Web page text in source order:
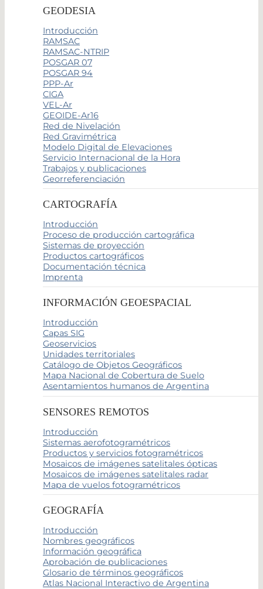
GEODESIA
Introducción
RAMSAC
RAMSAC-NTRIP
POSGAR 07
POSGAR 94
PPP-Ar
CIGA
VEL-Ar
GEOIDE-Ar16
Red de Nivelación
Red Gravimétrica
Modelo Digital de Elevaciones
Servicio Internacional de la Hora
Trabajos y publicaciones
Georreferenciación
CARTOGRAFÍA
Introducción
Proceso de producción cartográfica
Sistemas de proyección
Productos cartográficos
Documentación técnica
Imprenta
INFORMACIÓN GEOESPACIAL
Introducción
Capas SIG
Geoservicios
Unidades territoriales
Catálogo de Objetos Geográficos
Mapa Nacional de Cobertura de Suelo
Asentamientos humanos de Argentina
SENSORES REMOTOS
Introducción
Sistemas aerofotogramétricos
Productos y servicios fotogramétricos
Mosaicos de imágenes satelitales ópticas
Mosaicos de imágenes satelitales radar
Mapa de vuelos fotogramétricos
GEOGRAFÍA
Introducción
Nombres geográficos
Información geográfica
Aprobación de publicaciones
Glosario de términos geográficos
Atlas Nacional Interactivo de Argentina